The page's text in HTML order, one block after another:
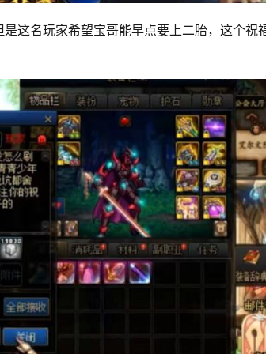
这名玩家希望宝哥能早点要上二胎，这个祝